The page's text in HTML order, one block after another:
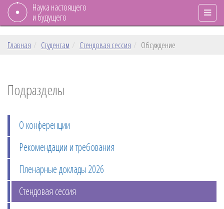
Наука настоящего
и будущего
Главная Студентам Стендовая сессия Обсуждение
Подразделы
О конференции
Рекомендации и требования
Пленарные доклады 2026
Стендовая сессия